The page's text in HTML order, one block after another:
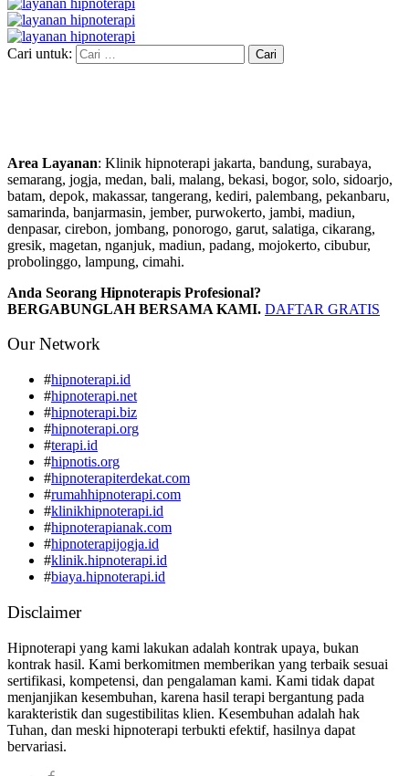
Cari untuk:
Area Layanan: Klinik hipnoterapi jakarta, bandung, surabaya,
semarang, jogja, medan, bali, malang, bekasi, bogor, solo, sidoarjo,
batam, depok, makassar, tangerang, kediri, palembang, pekanbaru,
samarinda, banjarmasin, jember, purwokerto, jambi, madiun,
denpasar, cirebon, jombang, ponorogo, garut, salatiga, cikarang,
gresik, magetan, nganjuk, madiun, padang, mojokerto, cibubur,
probolinggo, lampung, cimahi.
Anda Seorang Hipnoterapis Profesional?
BERGABUNGLAH BERSAMA KAMI. DAFTAR GRATIS
Our Network
#hipnoterapi.id
#hipnoterapi.net
#hipnoterapi.biz
#hipnoterapi.org
#terapi.id
#hipnotis.org
#hipnoterapiterdekat.com
#rumahhipnoterapi.com
#klinikhipnoterapi.id
#hipnoterapianak.com
#hipnoterapijogja.id
#klinik.hipnoterapi.id
#biaya.hipnoterapi.id
Disclaimer
Hipnoterapi yang kami lakukan adalah kontrak upaya, bukan
kontrak hasil. Kami berkomitmen memberikan yang terbaik sesuai
sertifikasi, kompetensi, dan pengalaman kami. Kami tidak dapat
menjanjikan kesembuhan, karena hasil terapi bergantung pada
karakteristik dan sugestibilitas klien. Kesembuhan adalah hak
Tuhan, dan meski hipnoterapi terbukti efektif, hasilnya dapat
bervariasi.